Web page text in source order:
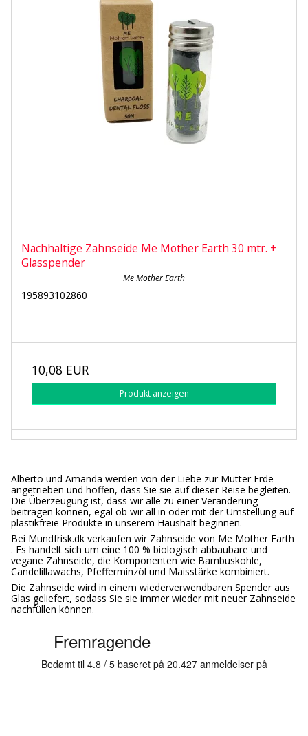
Nachhaltige Zahnseide Me Mother Earth 30 mtr. +
Glasspender
Me Mother Earth
195893102860
10,08 EUR
Produkt anzeigen
Alberto und Amanda werden von der Liebe zur Mutter Erde
angetrieben und hoffen, dass Sie sie auf dieser Reise begleiten.
Die Überzeugung ist, dass wir alle zu einer Veränderung
beitragen können, egal ob wir all in oder mit der Umstellung auf
plastikfreie Produkte in unserem Haushalt beginnen.
Bei Mundfrisk.dk verkaufen wir Zahnseide von Me Mother Earth
. Es handelt sich um eine 100 % biologisch abbaubare und
vegane Zahnseide, die Komponenten wie Bambuskohle,
Candelillawachs, Pfefferminzöl und Maisstärke kombiniert.
Die Zahnseide wird in einem wiederverwendbaren Spender aus
Glas geliefert, sodass Sie sie immer wieder mit neuer Zahnseide
nachfüllen können.